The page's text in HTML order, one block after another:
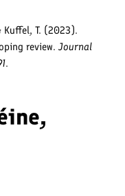
Kuffel, T. (2023).
review. Journal
.